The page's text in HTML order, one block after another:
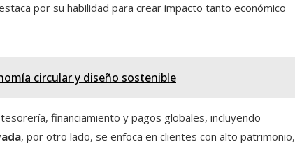
por su habilidad para crear impacto tanto económico
circular y diseño sostenible
financiamiento y pagos globales, incluyendo
, por otro lado, se enfoca en clientes con alto patrimonio,